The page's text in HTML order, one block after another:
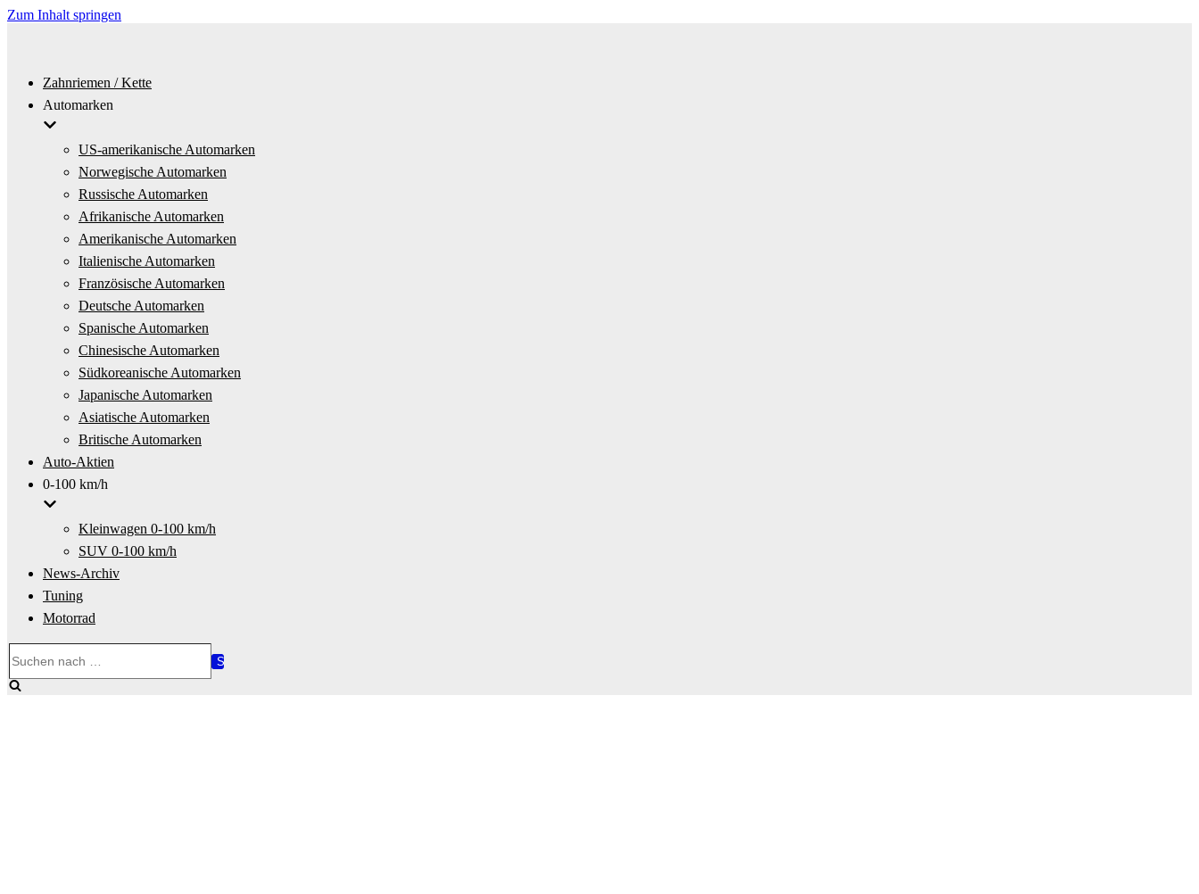
Zum Inhalt springen
Zahnriemen / Kette
Automarken
US-amerikanische Automarken
Norwegische Automarken
Russische Automarken
Afrikanische Automarken
Amerikanische Automarken
Italienische Automarken
Französische Automarken
Deutsche Automarken
Spanische Automarken
Chinesische Automarken
Südkoreanische Automarken
Japanische Automarken
Asiatische Automarken
Britische Automarken
Auto-Aktien
0-100 km/h
Kleinwagen 0-100 km/h
SUV 0-100 km/h
News-Archiv
Tuning
Motorrad
nach …